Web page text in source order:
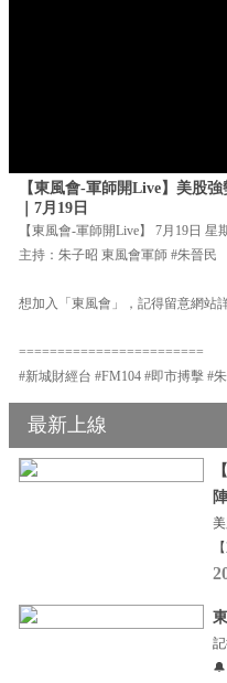
【東風會-軍師開Live】美股
｜7月19日
【東風會-軍師開Live】 7月19日
主持：朱子昭 東風會軍師 #朱晉民
想加入「東風會」，記得留意網站
========================
#新城財經台 #FM104 #即市搏擊 #
最新上線
🔔